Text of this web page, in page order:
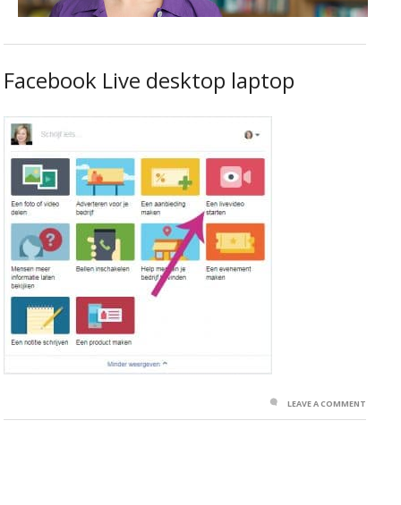
Facebook Live desktop laptop
LEAVE A COMMENT